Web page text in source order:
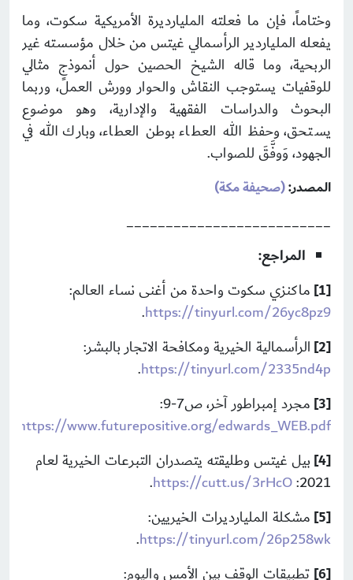
وختاماً، فإن ما فعلته المليارديرة الأمريكية سكوت، وما
يفعله الملياردير الرأسمالي غيتس من خلال مؤسسته غير
الربحية، وما قاله الشيخ الحصين حول أنموذجٍ مثالي
للوقفيات يستوجب النقاش والحوار وورش العمل، وربما
البحوث والدراسات الفقهية والإدارية، وهو موضوع
يستحق، وحفظ الله العطاء بوطن العطاء، وبارك الله في
الجهود، وَوفَّقَ للصواب.
المصدر:(صحيفة مكة)
__________________________
المراجع:
[1]
ماكنزي سكوت واحدة من أغنى نساء العالم:
https://tinyurl.com/26yc8pz9
.
[2]
الرأسمالية الخيرية ومكافحة الاتجار بالبشر:
https://tinyurl.com/2335nd4p
.
[3]
مجرد إمبراطور آخر، ص7-9:
https://www.futurepositive.org/edwards_WEB.pdf
[4]
بيل غيتس وطليقته يتصدران التبرعات الخيرية لعام
2021:
https://cutt.us/3rHcO
.
[5]
مشكلة المليارديرات الخيريين:
https://tinyurl.com/26p258wk
.
[6]
تطبيقات الوقف بين الأمس واليوم: